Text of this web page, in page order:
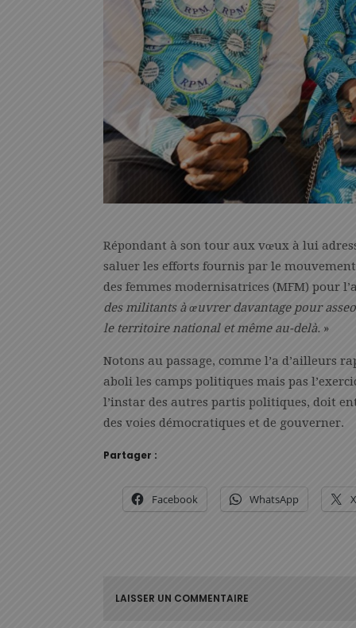
Répondant à son tour aux vœux à lui
saluer les efforts fournis par le
des femmes modernisatrices (MFM) pour
des militants à œuvrer davantage pour
le territoire national et même au-delà. »
Notons au passage, comme l’a d’ailleurs
aboli les camps politiques mais pas
l’instar des autres partis politiques, doit
des voies démocratiques et de gouverner.
Partager :
Facebook WhatsApp X
LAISSER UN COMMENTAIRE